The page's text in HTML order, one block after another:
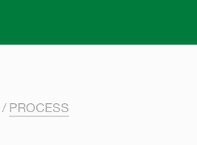
PROCESS